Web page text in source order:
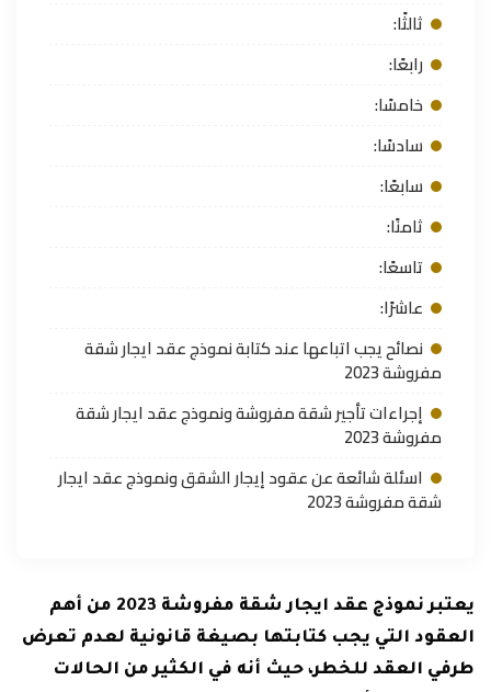
ثالثًا:
رابعًا:
خامسًا:
سادسًا:
سابعًا:
ثامنًا:
تاسعًا:
عاشرًا:
نصائح يجب اتباعها عند كتابة نموذج عقد ايجار شقة
مفروشة 2023
إجراءات تأجير شقة مفروشة ونموذج عقد ايجار شقة
مفروشة 2023
اسئلة شائعة عن عقود إيجار الشقق ونموذج عقد ايجار
شقة مفروشة 2023
يعتبر نموذج عقد ايجار شقة مفروشة 2023 من أهم
العقود التي يجب كتابتها بصيغة قانونية لعدم تعرض
طرفي العقد للخطر، حيث أنه في الكثير من الحالات